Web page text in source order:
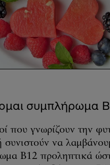
συμπλήρωμα
που γνωρίζουν την
συνιστούν να
B12 προληπτικά